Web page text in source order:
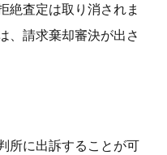
絶査定は取り消されま
、請求棄却審決が出さ
所に出訴することが可